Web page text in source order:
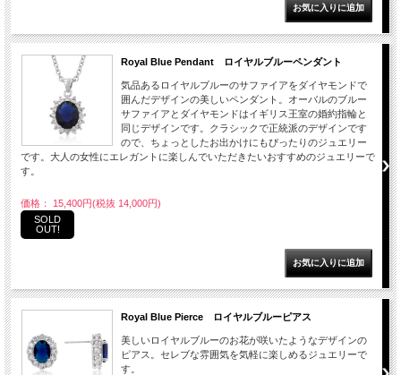
Royal Blue Pendant ロイヤルブルーペンダント
気品あるロイヤルブルーのサファイアをダイヤモンドで
囲んだデザインの美しいペンダント。オーバルのブルー
サファイアとダイヤモンドはイギリス王室の婚約指輪と
同じデザインです。クラシックで正統派のデザインです
ので、ちょっとしたお出かけにもぴったりのジュエリー
です。大人の女性にエレガントに楽しんでいただきたいおすすめのジュエリーで
す。
価格： 15,400円(税抜 14,000円)
SOLD
OUT!
Royal Blue Pierce ロイヤルブルーピアス
美しいロイヤルブルーのお花が咲いたようなデザインの
ピアス。セレブな雰囲気を気軽に楽しめるジュエリーで
す。